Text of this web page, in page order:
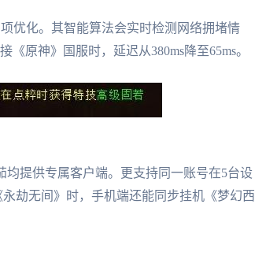
优化。其智能算法会实时检测网络拥堵情
原神》国服时，延迟从380ms降至65ms。
均提供专属客户端。更支持同一账号在5台设
劫无间》时，手机端还能同步挂机《梦幻西